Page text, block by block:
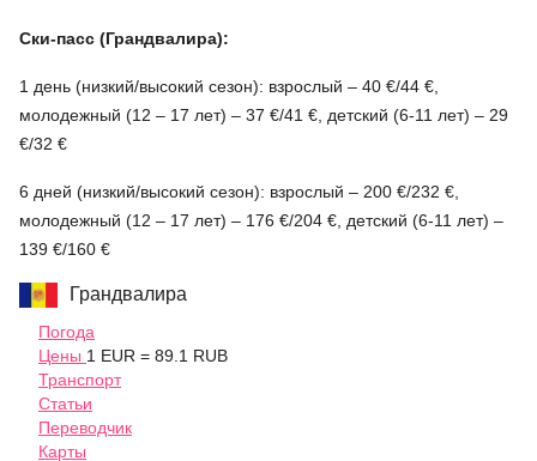
Ски-пасс (Грандвалира):
1 день (низкий/высокий сезон): взрослый – 40 €/44 €,
молодежный (12 – 17 лет) – 37 €/41 €, детский (6-11 лет) – 29
€/32 €
6 дней (низкий/высокий сезон): взрослый – 200 €/232 €,
молодежный (12 – 17 лет) – 176 €/204 €, детский (6-11 лет) –
139 €/160 €
Грандвалира
Погода
Цены 1 EUR = 89.1 RUB
Транспорт
Статьи
Переводчик
Карты